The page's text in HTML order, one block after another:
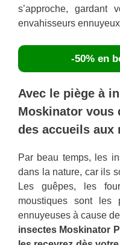
s’approche, gardant
envahisseurs
-50% en
Avec le piège à
Moskinator vous
des accueils aux
Par beau temps, les
dans la nature, car ils
Les guêpes, les
moustiques sont les
ennuyeuses à cause
insectes Moskinator